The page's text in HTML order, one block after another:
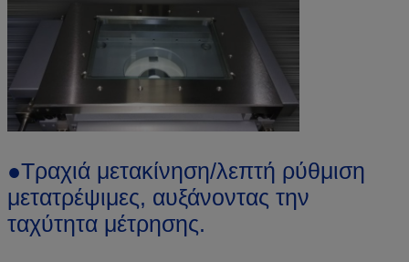
●Τραχιά μετακίνηση/λεπτή ρύθμιση
μετατρέψιμες, αυξάνοντας την
ταχύτητα μέτρησης.